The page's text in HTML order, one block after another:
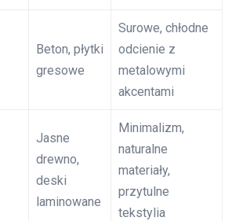
Beton, płytki
gresowe
Surowe, chłodne
odcienie z
metalowymi
akcentami
Jasne
drewno,
deski
laminowane
Minimalizm,
naturalne
materiały,
przytulne
tekstylia